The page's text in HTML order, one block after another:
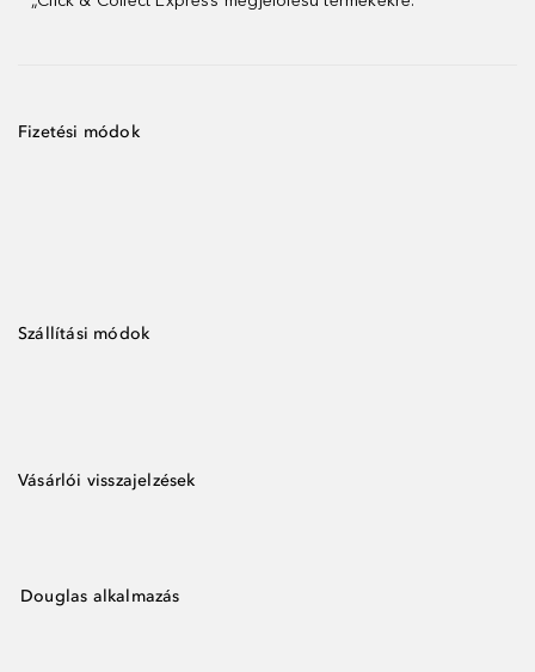
Fizetési módok
Szállítási módok
Vásárlói visszajelzések
Douglas alkalmazás